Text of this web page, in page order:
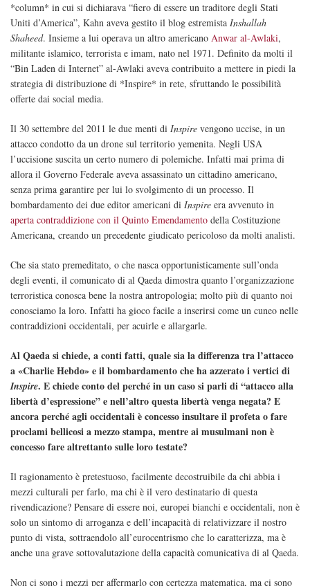
*column* in cui si dichiarava “fiero di essere un traditore degli Stati
Uniti d’America”, Kahn aveva gestito il blog estremista Inshallah
Shaheed. Insieme a lui operava un altro americano Anwar al-Awlaki,
militante islamico, terrorista e imam, nato nel 1971. Definito da molti il
“Bin Laden di Internet” al-Awlaki aveva contribuito a mettere in piedi la
strategia di distribuzione di *Inspire* in rete, sfruttando le possibilità
offerte dai social media.
Il 30 settembre del 2011 le due menti di Inspire vengono uccise, in un
attacco condotto da un drone sul territorio yemenita. Negli USA
l’uccisione suscita un certo numero di polemiche. Infatti mai prima di
allora il Governo Federale aveva assassinato un cittadino americano,
senza prima garantire per lui lo svolgimento di un processo. Il
bombardamento dei due editor americani di Inspire era avvenuto in
aperta contraddizione con il Quinto Emendamento della Costituzione
Americana, creando un precedente giudicato pericoloso da molti analisti.
Che sia stato premeditato, o che nasca opportunisticamente sull’onda
degli eventi, il comunicato di al Qaeda dimostra quanto l’organizzazione
terroristica conosca bene la nostra antropologia; molto più di quanto noi
conosciamo la loro. Infatti ha gioco facile a inserirsi come un cuneo nelle
contraddizioni occidentali, per acuirle e allargarle.
Al Qaeda si chiede, a conti fatti, quale sia la differenza tra l’attacco
a «Charlie Hebdo» e il bombardamento che ha azzerato i vertici di
Inspire. E chiede conto del perché in un caso si parli di “attacco alla
libertà d’espressione” e nell’altro questa libertà venga negata? E
ancora perché agli occidentali è concesso insultare il profeta o fare
proclami bellicosi a mezzo stampa, mentre ai musulmani non è
concesso fare altrettanto sulle loro testate?
Il ragionamento è pretestuoso, facilmente decostruibile da chi abbia i
mezzi culturali per farlo, ma chi è il vero destinatario di questa
rivendicazione? Pensare di essere noi, europei bianchi e occidentali, non è
solo un sintomo di arroganza e dell’incapacità di relativizzare il nostro
punto di vista, sottraendolo all’eurocentrismo che lo caratterizza, ma è
anche una grave sottovalutazione della capacità comunicativa di al Qaeda.
Non ci sono i mezzi per affermarlo con certezza matematica, ma ci sono